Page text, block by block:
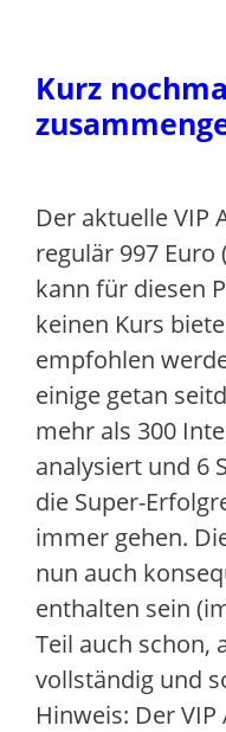
Kurz
Der aktuelle VIP
regulär 997 Euro
kann für diesen
keinen Kurs
empfohlen
einige getan
mehr als 300
analysiert und 6
die Super-
immer gehen.
nun auch
enthalten sein
Teil auch schon,
vollständig und
Hinweis: Der